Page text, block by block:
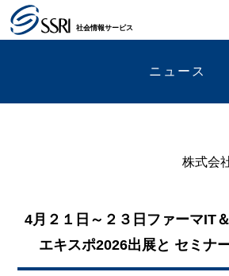
社会情報サービス
ニュース
株式会
4月２１日～２３日ファーマIT
エキスポ2026出展と セミナ